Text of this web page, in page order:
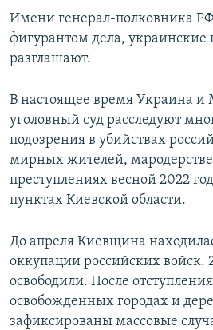
Имени генерал-полковника
фигурантом дела, украинские
разглашают.
В настоящее время Украина
уголовный суд расследуют
подозрения в убийствах
мирных жителей,
преступлениях весной 2022
пунктах Киевской области.
До апреля Киевщина
оккупации российских войск.
освободили. После
освобожденных городах и
зафиксированы массовые